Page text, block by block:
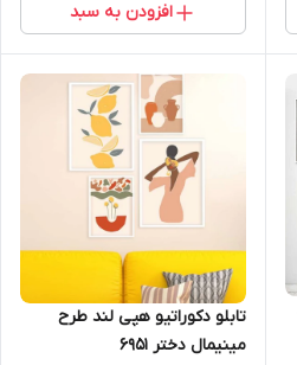
افزودن به سبد
تابلو دکوراتیو هپی لند طرح
مینیمال دختر 6951